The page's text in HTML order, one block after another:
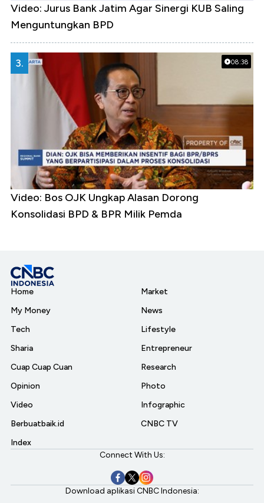
Video: Jurus Bank Jatim Agar Sinergi KUB Saling
Menguntungkan BPD
08:38
3.
Video: Bos OJK Ungkap Alasan Dorong
Konsolidasi BPD & BPR Milik Pemda
Home
My Money
Tech
Sharia
Cuap Cuap Cuan
Opinion
Video
Berbuatbaik.id
Index
Market
News
Lifestyle
Entrepreneur
Research
Photo
Infographic
CNBC TV
Connect With Us:
Download aplikasi CNBC Indonesia: